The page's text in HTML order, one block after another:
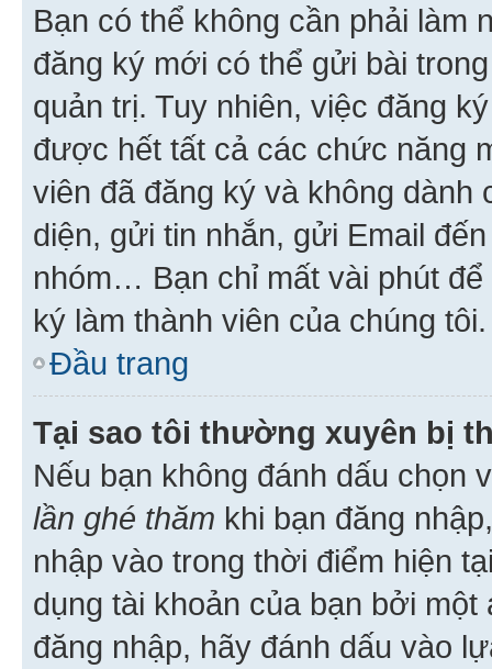
Bạn có thể không cần phải làm
đăng ký mới có thể gửi bài
quản trị. Tuy nhiên, việc đăng
được hết tất cả các chức năng
viên đã đăng ký và không
diện, gửi tin nhắn, gửi Email
nhóm… Bạn chỉ mất vài phút
ký làm thành viên của chúng tôi.
Đầu trang
Tại sao tôi thường xuyên bị
Nếu bạn không đánh dấu chọn
lần ghé thăm khi bạn đăng
nhập vào trong thời điểm hiện
dụng tài khoản của bạn bởi
đăng nhập, hãy đánh dấu vào